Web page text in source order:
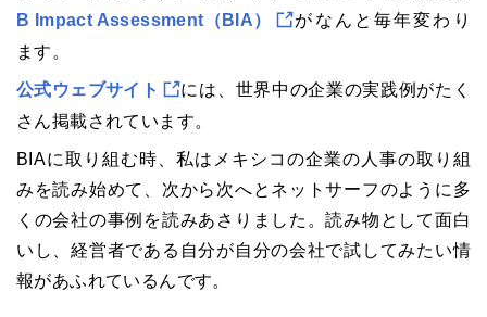
B Impact Assessment （ BIA）
がなんと毎年変わり
ます。
公式ウェブサイト
には、世界中の企業の実践例がたく
さん掲載されています。
BIAに取り組む時、私はメキシコの企業の人事の取り組
みを読み始めて、次から次へとネットサーフのように多
くの会社の事例を読みあさりました。読み物として面白
いし、経営者である自分が自分の会社で試してみたい情
報があふれているんです。